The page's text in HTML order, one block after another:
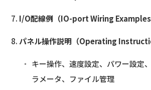
I/O配線例（IO-port Wiring Examples
パネル操作説明（Operating
キー操作、速度設定、パワー設定
ラメータ、ファイル管理